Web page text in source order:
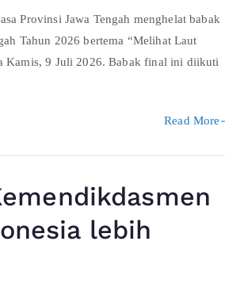
Provinsi Jawa Tengah menghelat babak
Tahun 2026 bertema “Melihat Laut
Kamis, 9 Juli 2026. Babak final ini diikuti
Read More
lebih